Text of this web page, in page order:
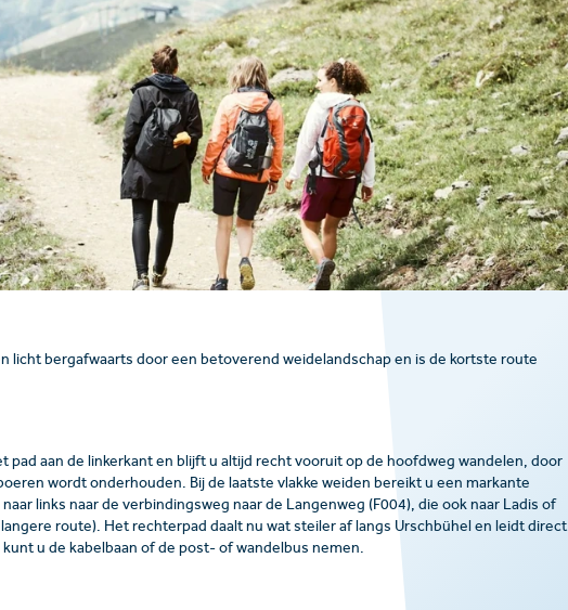
licht bergafwaarts door een betoverend weidelandschap en is de kortste route
pad aan de linkerkant en blijft u altijd recht vooruit op de hoofdweg wandelen, door
wordt onderhouden. Bij de laatste vlakke weiden bereikt u een markante
links naar de verbindingsweg naar de Langenweg (F004), die ook naar Ladis of
route). Het rechterpad daalt nu wat steiler af langs Urschbühel en leidt direct
u de kabelbaan of de post- of wandelbus nemen.